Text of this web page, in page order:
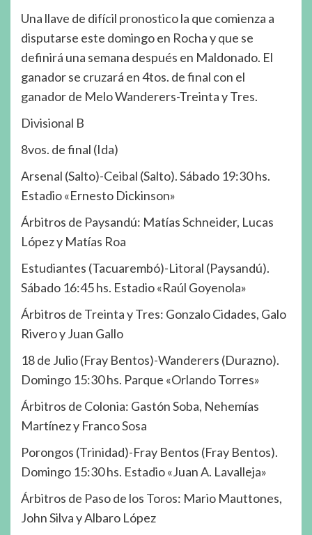
Una llave de difícil pronostico la que comienza a
disputarse este domingo en Rocha y que se
definirá una semana después en Maldonado. El
ganador se cruzará en 4tos. de final con el
ganador de Melo Wanderers-Treinta y Tres.
Divisional B
8vos. de final (Ida)
Arsenal (Salto)-Ceibal (Salto). Sábado 19:30 hs.
Estadio «Ernesto Dickinson»
Árbitros de Paysandú: Matías Schneider, Lucas
López y Matías Roa
Estudiantes (Tacuarembó)-Litoral (Paysandú).
Sábado 16:45 hs. Estadio «Raúl Goyenola»
Árbitros de Treinta y Tres: Gonzalo Cidades, Galo
Rivero y Juan Gallo
18 de Julio (Fray Bentos)-Wanderers (Durazno).
Domingo 15:30 hs. Parque «Orlando Torres»
Árbitros de Colonia: Gastón Soba, Nehemías
Martínez y Franco Sosa
Porongos (Trinidad)-Fray Bentos (Fray Bentos).
Domingo 15:30 hs. Estadio «Juan A. Lavalleja»
Árbitros de Paso de los Toros: Mario Mauttones,
John Silva y Albaro López